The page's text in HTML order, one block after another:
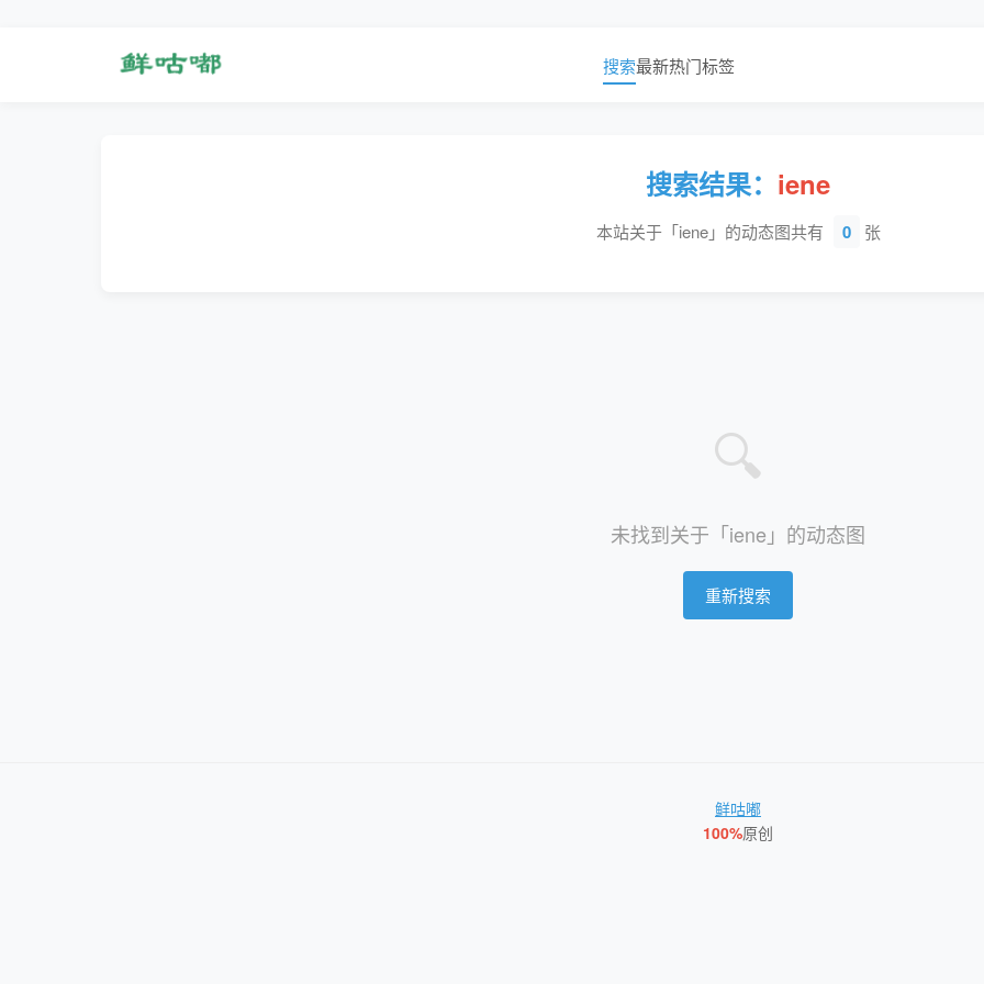
搜索最新热门标签
搜索结果： iene
本站关于「iene」的动态图共有 0 张
🔍
未找到关于「iene」的动态图
重新搜索
鲜咕嘟
100%原创